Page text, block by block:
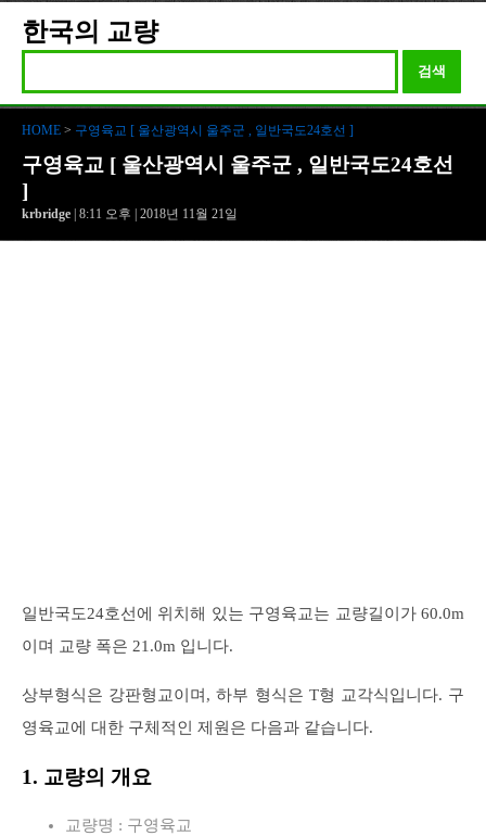
한국의 교량
검색
HOME > 구영육교 [ 울산광역시 울주군 , 일반국도24호선 ]
구영육교 [ 울산광역시 울주군 , 일반국도24호선
]
krbridge | 8:11 오후 | 2018년 11월 21일
일반국도24호선에 위치해 있는 구영육교는 교량길이가 60.0m
이며 교량 폭은 21.0m 입니다.
상부형식은 강판형교이며, 하부 형식은 T형 교각식입니다. 구
영육교에 대한 구체적인 제원은 다음과 같습니다.
1. 교량의 개요
교량명 : 구영육교